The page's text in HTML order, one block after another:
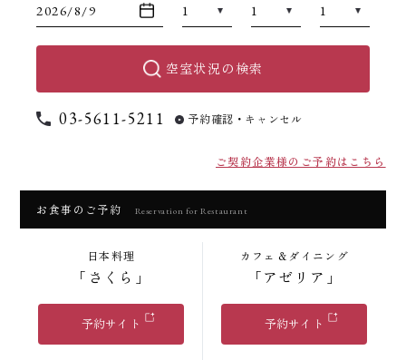
空室状況の検索
03-5611-5211 予約確認・キャンセル
ご契約企業様のご予約はこちら
お食事のご予約 Reservation for Restaurant
日本料理
「さくら」
予約サイト
カフェ＆ダイニング
「アゼリア」
予約サイト